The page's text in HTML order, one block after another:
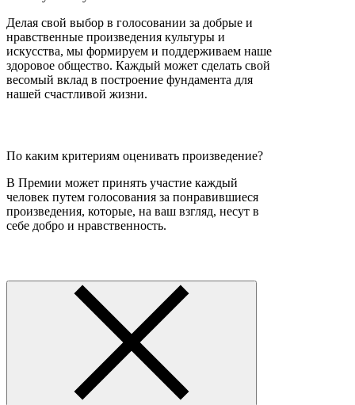
Делая свой выбор в голосовании за добрые и
нравственные произведения культуры и
искусства, мы формируем и поддерживаем наше
здоровое общество. Каждый может сделать свой
весомый вклад в построение фундамента для
нашей счастливой жизни.
По каким критериям оценивать произведение?
В Премии может принять участие каждый
человек путем голосования за понравившиеся
произведения, которые, на ваш взгляд, несут в
себе добро и нравственность.